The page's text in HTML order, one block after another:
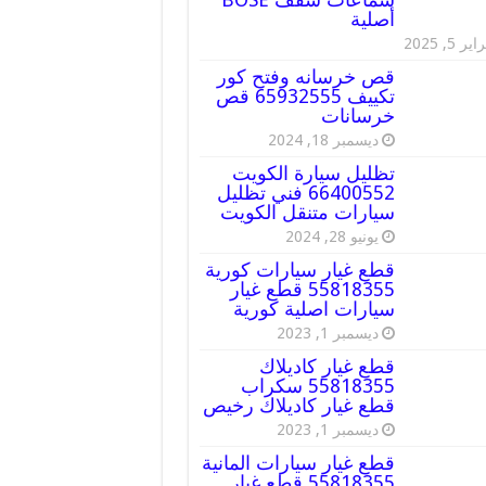
أصلية
5, 2025
قص خرسانه وفتح كور
تكييف 65932555 قص
خرسانات
ديسمبر 18, 2024
تظليل سيارة الكويت
66400552 فني تظليل
سيارات متنقل الكويت
يونيو 28, 2024
قطع غيار سيارات كورية
55818355 قطع غيار
سيارات اصلية كورية
ديسمبر 1, 2023
قطع غيار كاديلاك
55818355 سكراب
قطع غيار كاديلاك رخيص
ديسمبر 1, 2023
قطع غيار سيارات المانية